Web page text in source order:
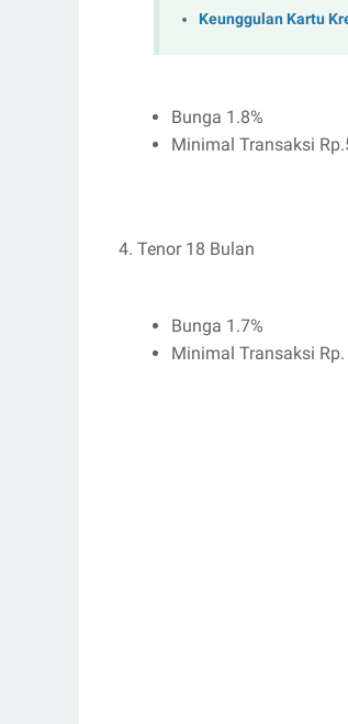
Keunggulan Kartu
Bunga 1.8%
Minimal Transaksi
4. Tenor 18 Bulan
Bunga 1.7%
Minimal Transaksi